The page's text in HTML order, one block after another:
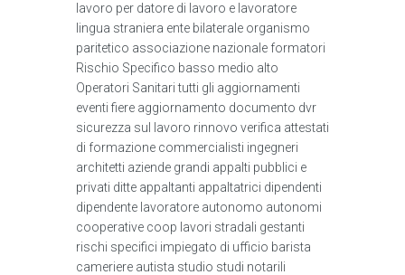
lavoro per datore di lavoro e lavoratore
lingua straniera ente bilaterale organismo
paritetico associazione nazionale formatori
Rischio Specifico basso medio alto
Operatori Sanitari tutti gli aggiornamenti
eventi fiere aggiornamento documento dvr
sicurezza sul lavoro rinnovo verifica attestati
di formazione commercialisti ingegneri
architetti aziende grandi appalti pubblici e
privati ditte appaltanti appaltatrici dipendenti
dipendente lavoratore autonomo autonomi
cooperative coop lavori stradali gestanti
rischi specifici impiegato di ufficio barista
cameriere autista studio studi notarili